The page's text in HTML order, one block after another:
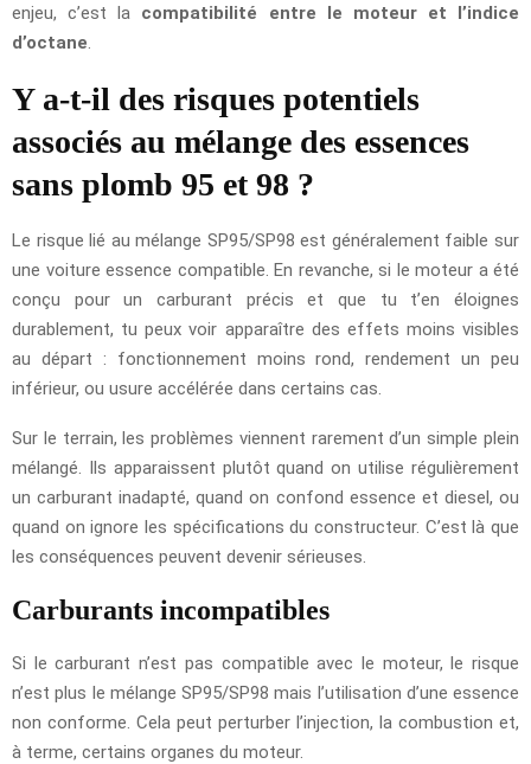
enjeu, c’est la compatibilité entre le moteur et l’indice
d’octane
Y a-t-il des risques potentiels
associés au mélange des essences
sans plomb 95 et 98 ?
Le risque lié au mélange SP95/SP98 est généralement faible sur
une voiture essence compatible. En revanche, si le moteur a été
conçu pour un carburant précis et que tu t’en éloignes
durablement, tu peux voir apparaître des effets moins visibles
au départ : fonctionnement moins rond, rendement un peu
inférieur, ou usure accélérée dans certains cas.
Sur le terrain, les problèmes viennent rarement d’un simple plein
mélangé. Ils apparaissent plutôt quand on utilise régulièrement
un carburant inadapté, quand on confond essence et diesel, ou
quand on ignore les spécifications du constructeur. C’est là que
les conséquences peuvent devenir sérieuses.
Carburants incompatibles
Si le carburant n’est pas compatible avec le moteur, le risque
n’est plus le mélange SP95/SP98 mais l’utilisation d’une essence
non conforme. Cela peut perturber l’injection, la combustion et,
à terme, certains organes du moteur.